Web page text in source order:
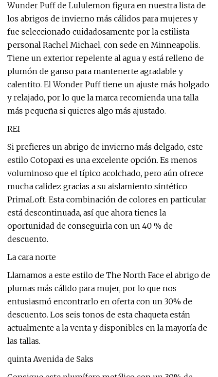
Wunder Puff de Lululemon figura en nuestra lista de
los abrigos de invierno más cálidos para mujeres y
fue seleccionado cuidadosamente por la estilista
personal Rachel Michael, con sede en Minneapolis.
Tiene un exterior repelente al agua y está relleno de
plumón de ganso para mantenerte agradable y
calentito. El Wonder Puff tiene un ajuste más holgado
y relajado, por lo que la marca recomienda una talla
más pequeña si quieres algo más ajustado.
REI
Si prefieres un abrigo de invierno más delgado, este
estilo Cotopaxi es una excelente opción. Es menos
voluminoso que el típico acolchado, pero aún ofrece
mucha calidez gracias a su aislamiento sintético
PrimaLoft. Esta combinación de colores en particular
está descontinuada, así que ahora tienes la
oportunidad de conseguirla con un 40 % de
descuento.
La cara norte
Llamamos a este estilo de The North Face el abrigo de
plumas más cálido para mujer, por lo que nos
entusiasmó encontrarlo en oferta con un 30% de
descuento. Los seis tonos de esta chaqueta están
actualmente a la venta y disponibles en la mayoría de
las tallas.
quinta Avenida de Saks